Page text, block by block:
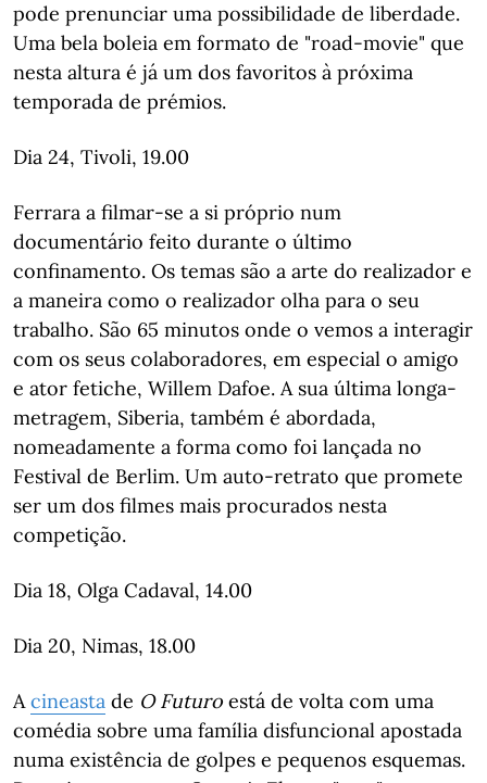
pode prenunciar uma possibilidade de liberdade.
Uma bela boleia em formato de "road-movie" que
nesta altura é já um dos favoritos à próxima
temporada de prémios.
Dia 24, Tivoli, 19.00
Ferrara a filmar-se a si próprio num
documentário feito durante o último
confinamento. Os temas são a arte do realizador e
a maneira como o realizador olha para o seu
trabalho. São 65 minutos onde o vemos a interagir
com os seus colaboradores, em especial o amigo
e ator fetiche, Willem Dafoe. A sua última longa-
metragem, Siberia, também é abordada,
nomeadamente a forma como foi lançada no
Festival de Berlim. Um auto-retrato que promete
ser um dos filmes mais procurados nesta
competição.
Dia 18, Olga Cadaval, 14.00
Dia 20, Nimas, 18.00
Acineasta de O Futuro está de volta com uma
comédia sobre uma família disfuncional apostada
numa existência de golpes e pequenos esquemas.